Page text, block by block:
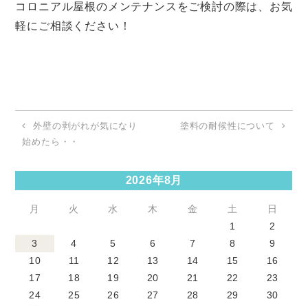
コロニアル屋根のメンテナンスをご検討の際は、お気
軽にご相談ください！
外壁の剥がれが気になり
始めたら・・
塗料の耐候性について
2026年8月
月 火 水 木 金 土
日
1
2
3
4 5 6 7 8
9
10
11 12 13 14 15
16
17
18 19 20 21 22
23
24
25 26 27 28 29
30